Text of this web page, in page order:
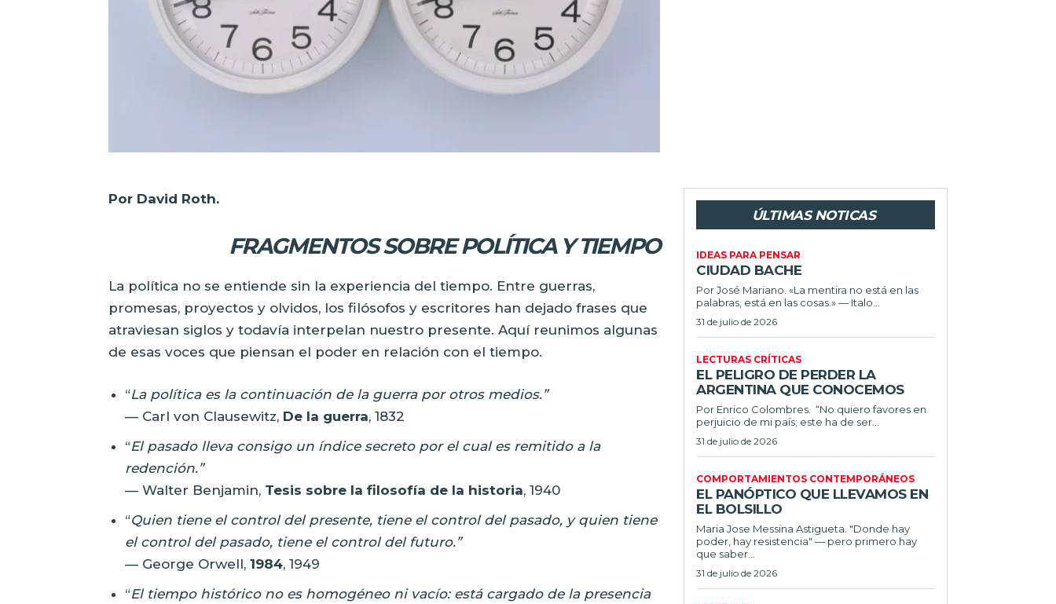
Por David Roth.
FRAGMENTOS SOBRE POLÍTICA Y TIEMPO
La política no se entiende sin la experiencia del tiempo. Entre guerras,
promesas, proyectos y olvidos, los filósofos y escritores han dejado frases que
atraviesan siglos y todavía interpelan nuestro presente. Aquí reunimos algunas
de esas voces que piensan el poder en relación con el tiempo.
“La política es la continuación de la guerra por otros medios.”
— Carl von Clausewitz, De la guerra, 1832
“El pasado lleva consigo un índice secreto por el cual es remitido a la
redención.”
— Walter Benjamin, Tesis sobre la filosofía de la historia, 1940
“Quien tiene el control del presente, tiene el control del pasado, y quien tiene
el control del pasado, tiene el control del futuro.”
— George Orwell, 1984, 1949
“El tiempo histórico no es homogéneo ni vacío: está cargado de la presencia
ÚLTIMAS NOTICAS
IDEAS PARA PENSAR
CIUDAD BACHE
Por José Mariano. «La mentira no está en las
palabras, está en las cosas.» — Italo...
31 de julio de 2026
LECTURAS CRÍTICAS
EL PELIGRO DE PERDER LA
ARGENTINA QUE CONOCEMOS
Por Enrico Colombres. “No quiero favores en
perjuicio de mi país; este ha de ser...
31 de julio de 2026
COMPORTAMIENTOS CONTEMPORÁNEOS
EL PANÓPTICO QUE LLEVAMOS EN
EL BOLSILLO
Maria Jose Messina Astigueta. "Donde hay
poder, hay resistencia" — pero primero hay
que saber...
31 de julio de 2026